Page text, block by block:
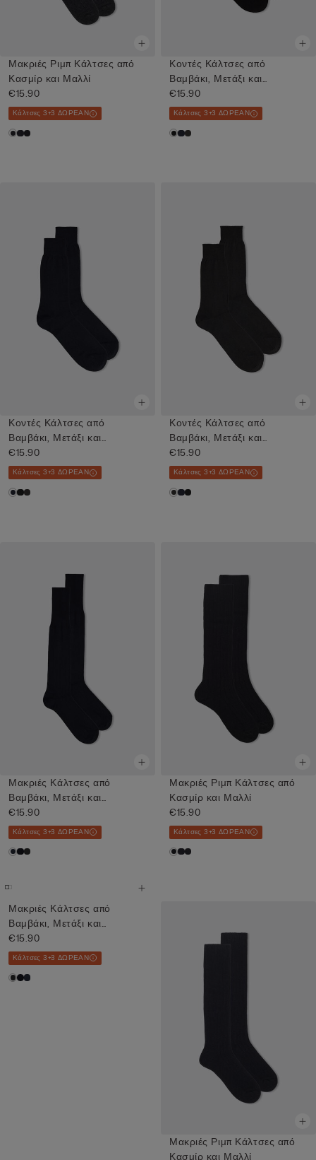
Μακριές Ριμπ Κάλτσες από
Κασμίρ και Μαλλί
€15.90
Κάλτσες 3+3 ΔΩΡΕΑΝ
Κοντές Κάλτσες από
Βαμβάκι, Μετάξι και
Cashmere
€15.90
Κάλτσες 3+3 ΔΩΡΕΑΝ
Κοντές Κάλτσες από
Βαμβάκι, Μετάξι και
Cashmere
€15.90
Κάλτσες 3+3 ΔΩΡΕΑΝ
Κοντές Κάλτσες από
Βαμβάκι, Μετάξι και
Cashmere
€15.90
Κάλτσες 3+3 ΔΩΡΕΑΝ
Μακριές Κάλτσες από
Βαμβάκι, Μετάξι και
Cashmere
€15.90
Κάλτσες 3+3 ΔΩΡΕΑΝ
Μακριές Ριμπ Κάλτσες από
Κασμίρ και Μαλλί
€15.90
Κάλτσες 3+3 ΔΩΡΕΑΝ
Μακριές Κάλτσες από
Βαμβάκι, Μετάξι και
Cashmere
€15.90
Κάλτσες 3+3 ΔΩΡΕΑΝ
Μακριές Ριμπ Κάλτσες από
Κασμίρ και Μαλλί